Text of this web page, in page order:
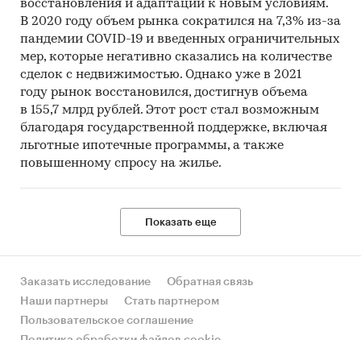
восстановления и адаптации к новым условиям.
В 2020 году объем рынка сократился на 7,3% из-за
пандемии COVID-19 и введенных ограничительных
мер, которые негативно сказались на количестве
сделок с недвижимостью. Однако уже в 2021
году рынок восстановился, достигнув объема
в 155,7 млрд рублей. Этот рост стал возможным
благодаря государственной поддержке, включая
льготные ипотечные программы, а также
повышенному спросу на жилье.
Показать еще
Заказать исследование
Обратная связь
Наши партнеры
Стать партнером
Пользовательское соглашение